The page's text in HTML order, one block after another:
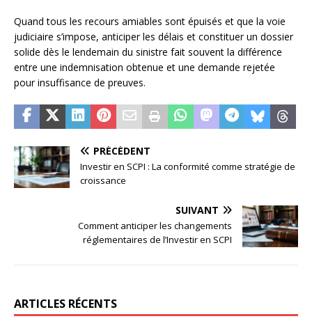
Quand tous les recours amiables sont épuisés et que la voie
judiciaire s’impose, anticiper les délais et constituer un dossier
solide dès le lendemain du sinistre fait souvent la différence
entre une indemnisation obtenue et une demande rejetée
pour insuffisance de preuves.
PRÉCÉDENT
Investir en SCPI : La conformité comme stratégie de
croissance
SUIVANT
Comment anticiper les changements
réglementaires de l’Investir en SCPI
ARTICLES RÉCENTS